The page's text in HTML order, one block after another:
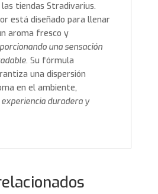
tiendas Stradivarius.
está diseñado para llenar
aroma fresco y
una sensación
. Su fórmula
una dispersión
en el ambiente,
duradera y